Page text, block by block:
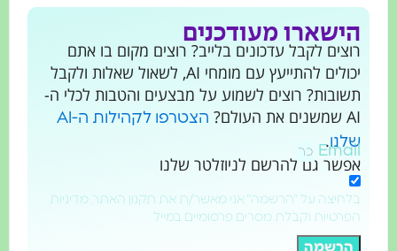
מעודכנים
לקבל עדכונים בלייב? רוצים מקום בו אתם
יכולים להתייעץ עם מומחי AI, לשאול שאלות ולקבל
רוצים לשמוע על מבצעים והטבות לכלי ה-
הצטרפו לקהילות ה-AI
גם להרשם לניוזלטר שלנו
על "הרשמה" אני מאשר/ת את תקנון האתר, מדיניות
וקבלת מסרים פרסומיים במייל